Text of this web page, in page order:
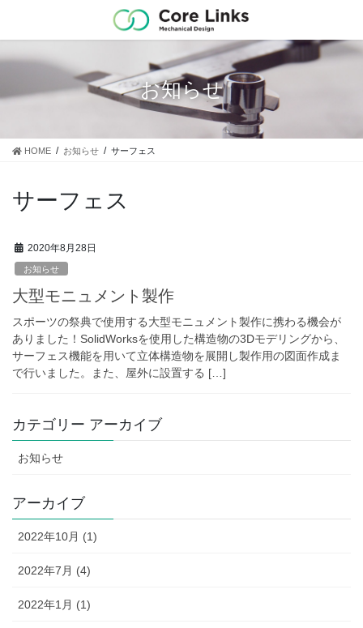
テ
ン
ゲ
ー
お知らせ
HOME お知らせ サーフェス
サーフェス
2020年8月28日
お知らせ
大型モニュメント製作
スポーツの祭典で使用する大型モニュメント製作に携わる機会が
ありました！SolidWorksを使用した構造物の3Dモデリングから、
サーフェス機能を用いて立体構造物を展開し製作用の図面作成ま
で行いました。また、屋外に設置する […]
カテゴリー アーカイブ
お知らせ
アーカイブ
2022年10月 (1)
2022年7月 (4)
2022年1月 (1)